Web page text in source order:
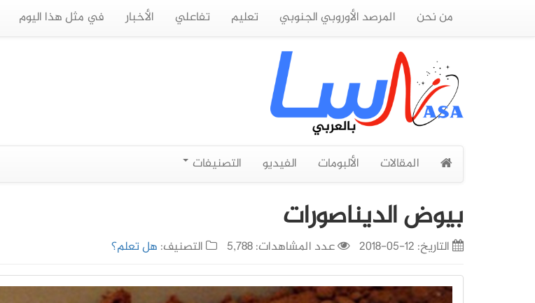
من نحن المرصد الأوروبي الجنوبي تعليم تفاعلي الأخبار في مثل هذا اليوم
المقالات الألبومات الفيديو التصنيفات
بيوض الديناصورات
التاريخ: 12-05-2018 عدد المشاهدات: 5,788 التصنيف: هل تعلم؟